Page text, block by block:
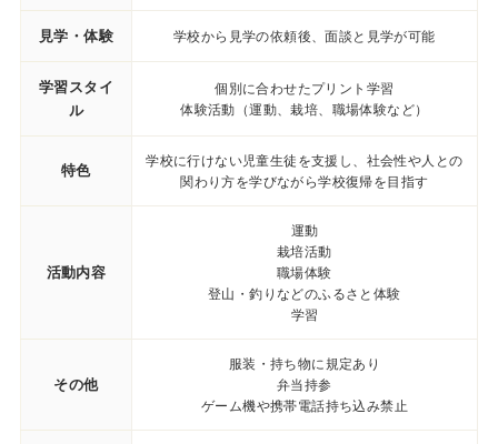
見学・体験 学校から見学の依頼後、面談と見学が可能
学習スタイ
ル
個別に合わせたプリント学習
体験活動（運動、栽培、職場体験など）
特色
学校に行けない児童生徒を支援し、社会性や人との
関わり方を学びながら学校復帰を目指す
活動内容
運動
栽培活動
職場体験
登山・釣りなどのふるさと体験
学習
その他
服装・持ち物に規定あり
弁当持参
ゲーム機や携帯電話持ち込み禁止